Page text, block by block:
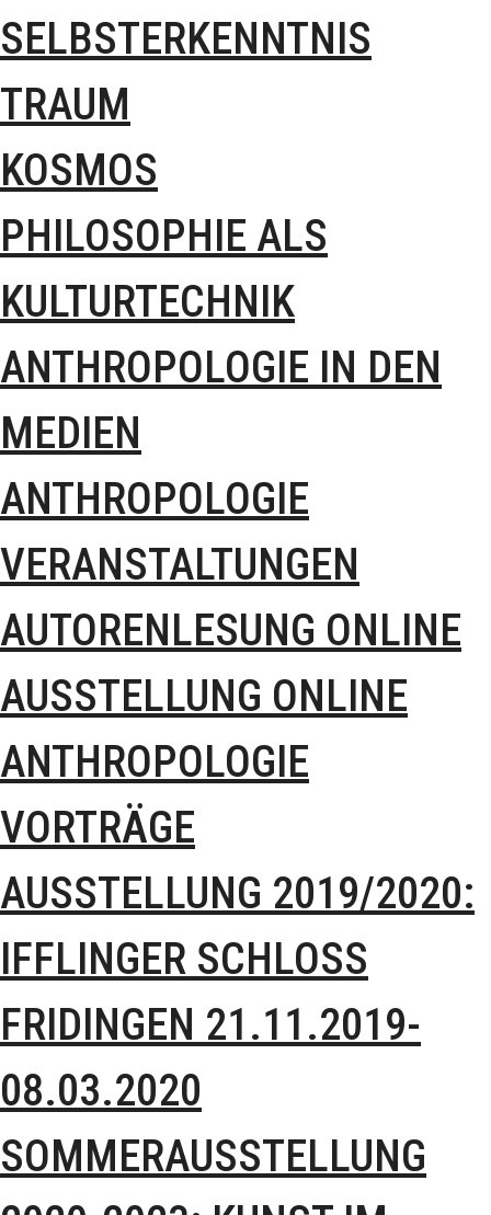
SELBSTERKENNTNIS
TRAUM
KOSMOS
PHILOSOPHIE ALS
KULTURTECHNIK
ANTHROPOLOGIE IN DEN
MEDIEN
ANTHROPOLOGIE
VERANSTALTUNGEN
AUTORENLESUNG ONLINE
AUSSTELLUNG ONLINE
ANTHROPOLOGIE
VORTRÄGE
AUSSTELLUNG 2019/2020:
IFFLINGER SCHLOSS
FRIDINGEN 21.11.2019-
08.03.2020
SOMMERAUSSTELLUNG